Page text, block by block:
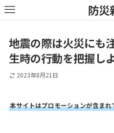
防災
地震の際は火災にも
生時の行動を把握し
2023年8月21日
本サイトはプロモーションが含まれ